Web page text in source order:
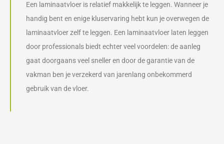
Een laminaatvloer is relatief makkelijk te leggen. Wanneer je
handig bent en enige kluservaring hebt kun je overwegen de
laminaatvloer zelf te leggen. Een laminaatvloer laten leggen
door professionals biedt echter veel voordelen: de aanleg
gaat doorgaans veel sneller en door de garantie van de
vakman ben je verzekerd van jarenlang onbekommerd
gebruik van de vloer.